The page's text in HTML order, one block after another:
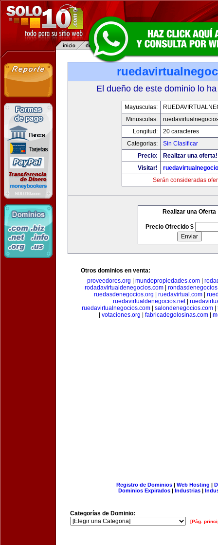
El dueño de este dominio lo
Mayusculas:
Minusculas:
Longitud:
20 caracteres
Categorias:
Sin Clasificar
Precio:
Realizar una oferta!
Visitar!
Serán consideradas
Realizar una Oferta
Precio Ofrecido $
Otros dominios en venta:
proveedores.org
mundopropiedades.com|
rodadavirtualdenegocios.com|
ruedasdenegocios.org
ruedavirtual.com|
ruedavirtualdenegocios.net|
ruedavirtualnegocios.com| salondenegocios.com|
votaciones.org fabricadegolosinas.com
Registro de Dominios| Web Hosting |
Dominios Expirados | Industrias |
Categorías de Dominio:
[Pág.